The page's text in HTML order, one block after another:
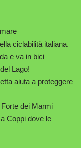
ciclabilità italiana.
e va in bici
Lago!
aiuta a proteggere
dei Marmi
Coppi dove le